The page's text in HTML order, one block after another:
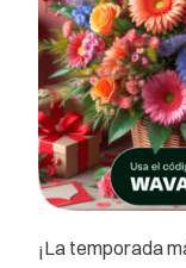
¡La temporada